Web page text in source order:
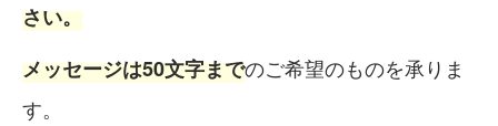
さい。
メッセージは50文字までのご希望のものを承りま
す。